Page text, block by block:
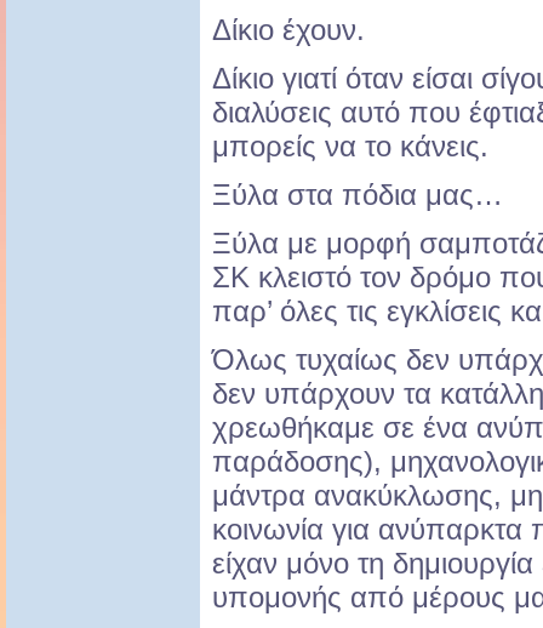
Δίκιο έχουν.
Δίκιο γιατί όταν είσαι
διαλύσεις αυτό που
μπορείς να το κάνεις.
Ξύλα στα πόδια μας…
Ξύλα με μορφή
ΣΚ κλειστό τον δρόμο
παρ’ όλες τις εγκλίσεις
Όλως τυχαίως δεν
δεν υπάρχουν τα
χρεωθήκαμε σε ένα
παράδοσης),
μάντρα ανακύκλωσης,
κοινωνία για
είχαν μόνο τη
υπομονής από μέρους